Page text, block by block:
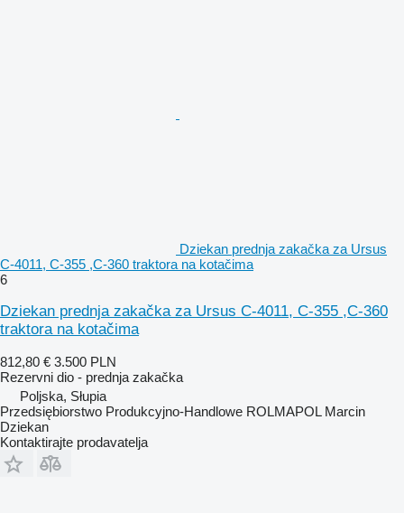
Dziekan prednja zakačka za Ursus
C-4011, C-355 ,C-360 traktora na kotačima
6
Dziekan prednja zakačka za Ursus C-4011, C-355 ,C-360
traktora na kotačima
812,80 € 3.500 PLN
Rezervni dio - prednja zakačka
Poljska, Słupia
Przedsiębiorstwo Produkcyjno-Handlowe ROLMAPOL Marcin
Dziekan
Kontaktirajte prodavatelja